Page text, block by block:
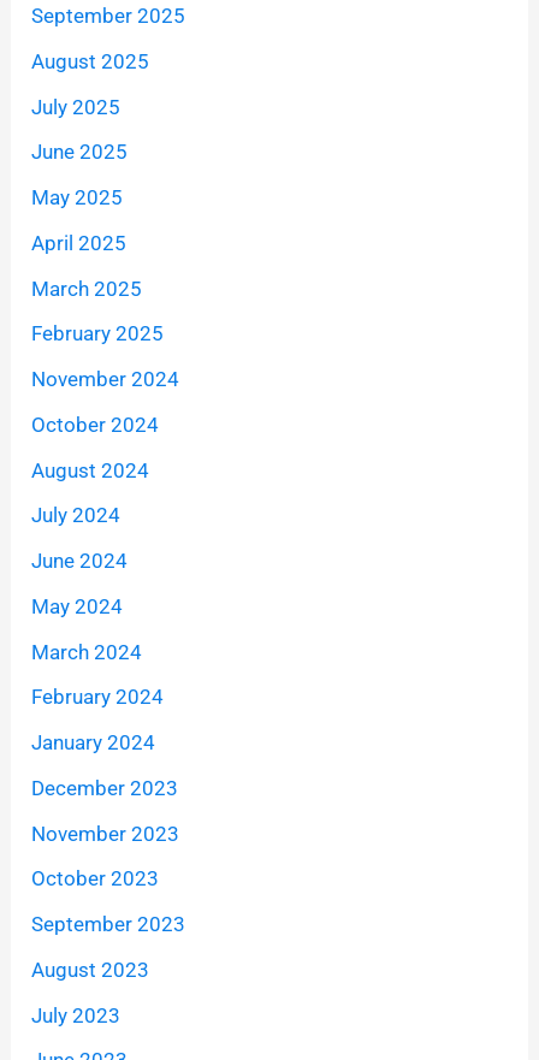
September 2025
August 2025
July 2025
June 2025
May 2025
April 2025
March 2025
February 2025
November 2024
October 2024
August 2024
July 2024
June 2024
May 2024
March 2024
February 2024
January 2024
December 2023
November 2023
October 2023
September 2023
August 2023
July 2023